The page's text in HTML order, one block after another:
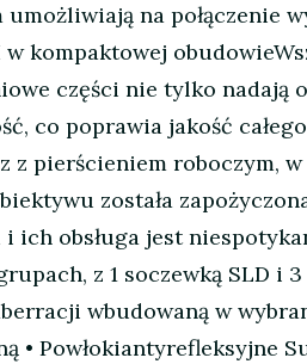
umożliwiają na
kompaktowej
części nie tylko nadają
co poprawia jakość
pierścieniem roboczym,
została
obsługa jest
z 1 soczewką SLD i
wbudowaną w
• Powłokiantyrefleksyjne